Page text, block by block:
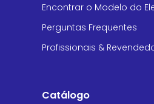
Encontrar o Modelo do
Perguntas Frequentes
Profissionais &
Catálogo